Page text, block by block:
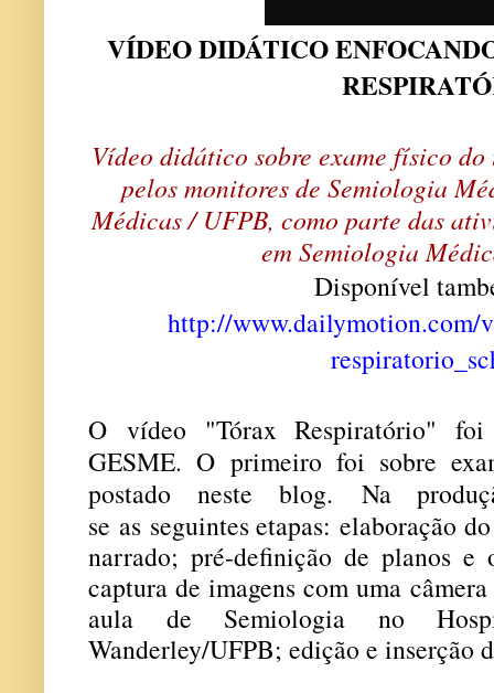
VÍDEO DIDÁTICO
Vídeo didático sobre exame físico
pelos monitores de Semiologia
Médicas / UFPB, como parte das
em Semiologia
Disponível
http://www.dailymotion.com/
O vídeo "Tórax Respiratório"
GESME. O primeiro foi sobre
postado neste blog. Na
se as seguintes etapas: elaboração
narrado; pré-definição de planos e
captura de imagens com uma
aula de Semiologia no
Wanderley/UFPB; edição e inserção